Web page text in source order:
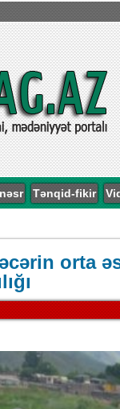
Kəlbəcər
materialları
Türk Dünyası
öyrənilməsinin
Tənqid-fikir
orta